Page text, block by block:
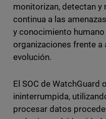
monitorizan, detectan y
continua a las
y conocimiento
organizaciones frente a
evolución.
El SOC de WatchGuard
ininterrumpida,
procesar datos